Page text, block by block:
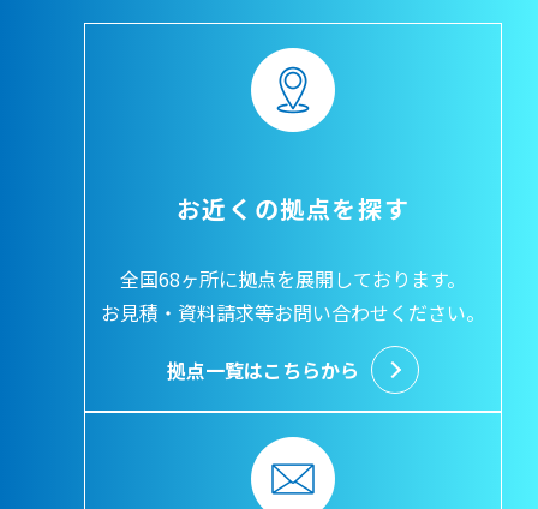
お近くの拠点を探す
全国68ヶ所に拠点を展開しております。
お見積・資料請求等お問い合わせください。
拠点一覧はこちらから